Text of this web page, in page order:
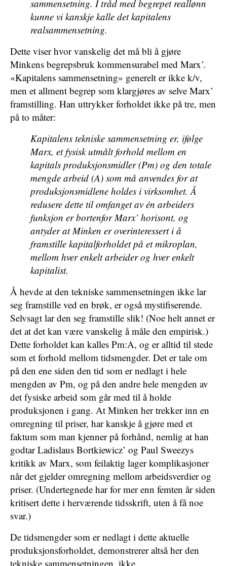
sammensetning. I tråd med begrepet reallønn
kunne vi kanskje kalle det kapitalens
realsammensetning.
Dette viser hvor vanskelig det må bli å gjøre
Minkens begrepsbruk kommensurabel med Marx’.
«Kapitalens sammensetning» generelt er ikke k/v,
men et allment begrep som klargjøres av selve Marx’
framstilling. Han uttrykker forholdet ikke på tre, men
på to måter:
Kapitalens tekniske sammensetning er, ifølge
Marx, et fysisk utmålt forhold mellom en
kapitals produksjonsmidler (Pm) og den totale
mengde arbeid (A) som må anvendes for at
produksjonsmidlene holdes i virksomhet. Å
redusere dette til omfanget av én arbeiders
funksjon er bortenfor Marx’ horisont, og
antyder at Minken er overinteressert i å
framstille kapitalforholdet på et mikroplan,
mellom hver enkelt arbeider og hver enkelt
kapitalist.
Å hevde at den tekniske sammensetningen ikke lar
seg framstille ved en brøk, er også mystifiserende.
Selvsagt lar den seg framstille slik! (Noe helt annet er
det at det kan være vanskelig å måle den empirisk.)
Dette forholdet kan kalles Pm:A, og er alltid til stede
som et forhold mellom tidsmengder. Det er tale om
på den ene siden den tid som er nedlagt i hele
mengden av Pm, og på den andre hele mengden av
det fysiske arbeid som går med til å holde
produksjonen i gang. At Minken her trekker inn en
omregning til priser, har kanskje å gjøre med et
faktum som man kjenner på forhånd, nemlig at han
godtar Ladislaus Bortkiewicz’ og Paul Sweezys
kritikk av Marx, som feilaktig lager komplikasjoner
når det gjelder omregning mellom arbeidsverdier og
priser. (Undertegnede har for mer enn femten år siden
kritisert dette i herværende tidsskrift, uten å få noe
svar.)
De tidsmengder som er nedlagt i dette aktuelle
produksjonsforholdet, demonstrerer altså her den
tekniske sammensetningen, ikke